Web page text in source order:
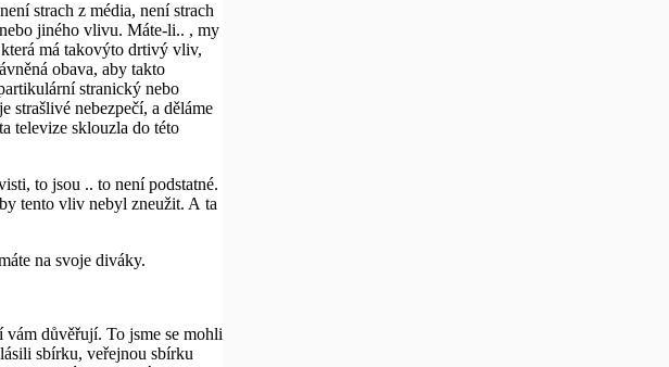
strach z média, není strach
jiného vlivu. Máte-li.. , my
má takovýto drtivý vliv,
obava, aby takto
stranický nebo
strašlivé nebezpečí, a děláme
televize sklouzla do této
to jsou .. to není podstatné.
tento vliv nebyl zneužit. A ta
na svoje diváky.
důvěřují. To jsme se mohli
sbírku, veřejnou sbírku